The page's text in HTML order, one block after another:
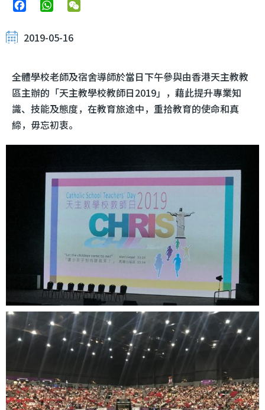
FacebookWhatsApp
2019-05-16
全體學校老師及宿舍導師於當日下午參與由香港天主教教
區主辦的「天主教學校教師日2019」，藉此提升專業知
識、技能及態度，在教育旅途中，重拾教育的使命和真
締，毋忘初衷。